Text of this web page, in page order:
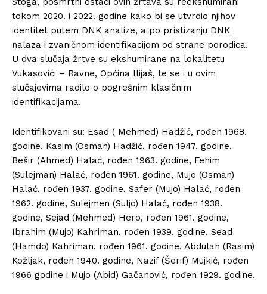
tokom 2020. i 2022. godine kako bi se utvrdio njihov
identitet putem DNK analize, a po pristizanju DNK
nalaza i zvaničnom identifikacijom od strane porodica.
U dva slučaja žrtve su ekshumirane na lokalitetu
Vukasovići – Ravne, Općina Ilijaš, te se i u ovim
slučajevima radilo o pogrešnim klasičnim
identifikacijama.
Identifikovani su: Esad ( Mehmed) Hadžić, rođen 1968.
godine, Kasim (Osman) Hadžić, rođen 1947. godine,
Bešir (Ahmed) Halać, rođen 1963. godine, Fehim
(Sulejman) Halać, rođen 1961. godine, Mujo (Osman)
Halać, rođen 1937. godine, Safer (Mujo) Halać, rođen
1962. godine, Sulejmen (Suljo) Halać, rođen 1938.
godine, Sejad (Mehmed) Hero, rođen 1961. godine,
Ibrahim (Mujo) Kahriman, rođen 1939. godine, Sead
(Hamdo) Kahriman, rođen 1961. godine, Abdulah (Rasim)
Kožljak, rođen 1940. godine, Nazif (Šerif) Mujkić, rođen
1966 godine i Mujo (Abid) Gačanović, rođen 1929. godine.